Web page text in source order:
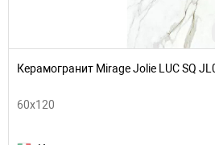
Керамогранит Mirage Jolie LUC SQ
60x120